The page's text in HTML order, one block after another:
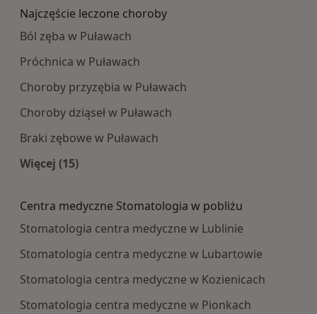
Najczęście leczone choroby
Ból zęba w Puławach
Próchnica w Puławach
Choroby przyzębia w Puławach
Choroby dziąseł w Puławach
Braki zębowe w Puławach
Więcej (15)
Centra medyczne Stomatologia w pobliżu
Stomatologia centra medyczne w Lublinie
Stomatologia centra medyczne w Lubartowie
Stomatologia centra medyczne w Kozienicach
Stomatologia centra medyczne w Pionkach